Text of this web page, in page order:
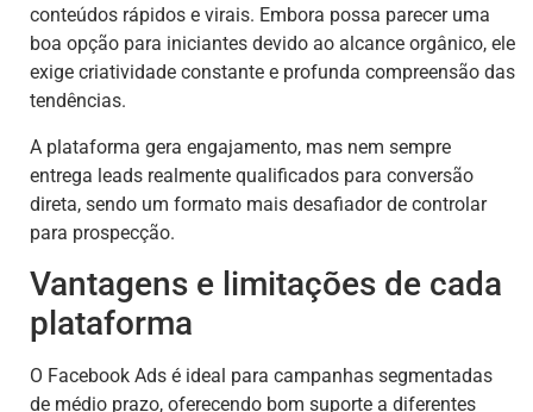
conteúdos rápidos e virais. Embora possa parecer uma
boa opção para iniciantes devido ao alcance orgânico, ele
exige criatividade constante e profunda compreensão das
tendências.
A plataforma gera engajamento, mas nem sempre
entrega leads realmente qualificados para conversão
direta, sendo um formato mais desafiador de controlar
para prospecção.
Vantagens e limitações de cada
plataforma
O Facebook Ads é ideal para campanhas segmentadas
de médio prazo, oferecendo bom suporte a diferentes